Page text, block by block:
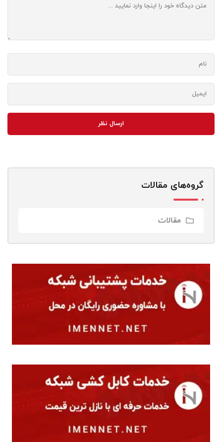
ارسال نظر
گروه‌های مقالات
مقالات